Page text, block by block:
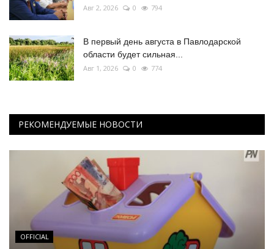
Авг 2, 2026 0 794
В первый день августа в Павлодарской
области будет сильная...
Авг 1, 2026 0 774
РЕКОМЕНДУЕМЫЕ НОВОСТИ
OFFICIAL